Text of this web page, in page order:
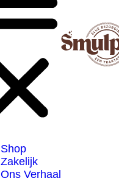
Shop
Zakelijk
Ons Verhaal